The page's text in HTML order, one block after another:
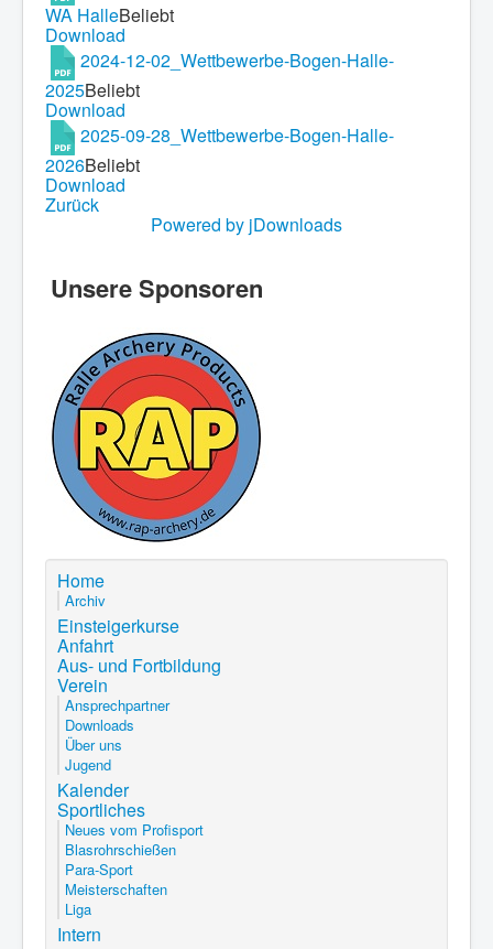
WA HalleBeliebt
Download
2024-12-02_Wettbewerbe-Bogen-Halle-
2025Beliebt
Download
2025-09-28_Wettbewerbe-Bogen-Halle-
2026Beliebt
Download
Zurück
Powered by jDownloads
Unsere Sponsoren
Home
Archiv
Einsteigerkurse
Anfahrt
Aus- und Fortbildung
Verein
Ansprechpartner
Downloads
Über uns
Jugend
Kalender
Sportliches
Neues vom Profisport
Blasrohrschießen
Para-Sport
Meisterschaften
Liga
Intern